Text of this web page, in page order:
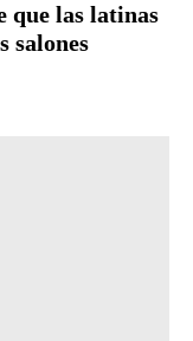
que las latinas
salones